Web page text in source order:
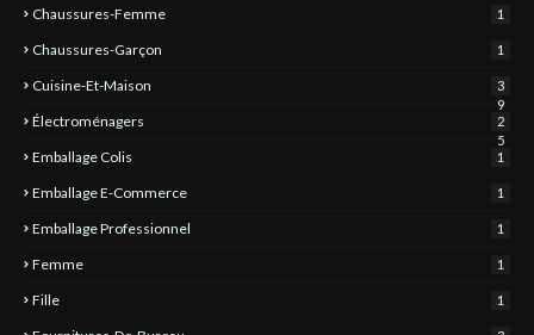
Chaussures-Femme 1
Chaussures-Garçon 1
Cuisine-Et-Maison
3
9
Électroménagers
2
5
Emballage Colis 1
Emballage E-Commerce 1
Emballage Professionnel 1
Femme 1
Fille 1